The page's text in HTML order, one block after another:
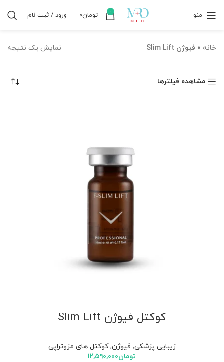
منو 0 تومان۰ ورود / ثبت نام
خانه » فیوژن Slim Lift نمایش یک نتیجه
مشاهده فیلترها
کوکتل فیوژن Slim Lift
زیبایی پزشکی, فیوژن,کوکتل های مزوتراپی
تومان۱۲,۵۹۰,۰۰۰